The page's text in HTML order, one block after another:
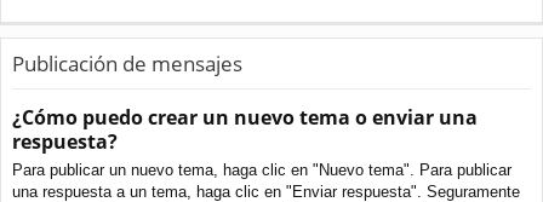
Publicación de mensajes
¿Cómo puedo crear un nuevo tema o enviar una
respuesta?
Para publicar un nuevo tema, haga clic en "Nuevo tema". Para publicar
una respuesta a un tema, haga clic en "Enviar respuesta". Seguramente